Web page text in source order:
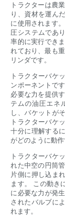
トラクターは農
り、資材を運ん
に使用されます
圧システムであ
率的に実行でき
れており、最も
リンダです。
トラクターバケ
ンポーネントで
必要な力を提供
テムの油圧エネ
し、バケットが
トラクターバケ
十分に理解する
がどのように動
トラクターバケ
れた中空の円筒
片側に押し込ま
ます。 この動き
に必要な力が発
されたバルブに
れます。